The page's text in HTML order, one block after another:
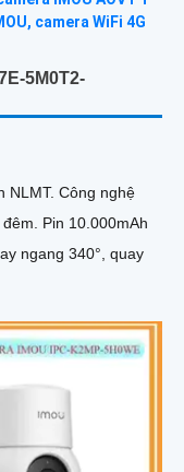
5M0T2-
NLMT. Công nghệ
Pin 10.000mAh
ngang 340°, quay